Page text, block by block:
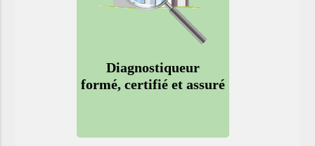
Diagnostiqueur
formé, certifié et assuré